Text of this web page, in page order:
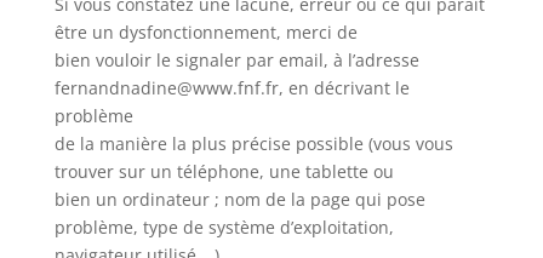
être un dysfonctionnement, merci de
bien vouloir le signaler par email, à l’adresse
fernandnadine@www.fnf.fr, en décrivant le
problème
de la manière la plus précise possible (vous vous
trouver sur un téléphone, une tablette ou
bien un ordinateur ; nom de la page qui pose
problème, type de système d’exploitation,